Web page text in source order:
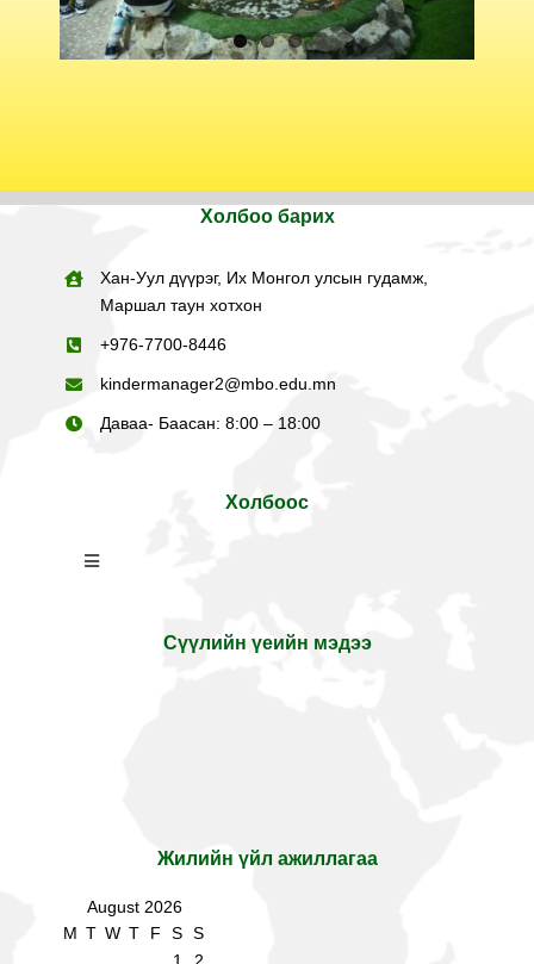
Холбоо барих
Хан-Уул дүүрэг, Их Монгол улсын гудамж,
Маршал таун хотхон
+976-7700-8446
kindermanager2@mbo.edu.mn
Даваа- Баасан: 8:00 – 18:00
Холбоос
Toggle
Жилийн үйл ажиллагаа
August 2026
M T W T F S S
1
2
Сүүлийн үеийн мэдээ